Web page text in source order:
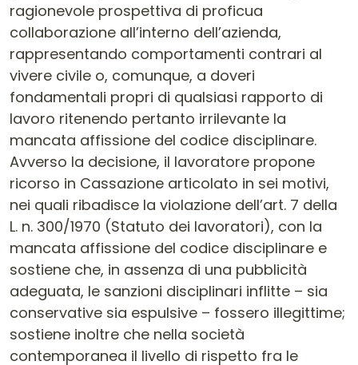
ragionevole prospettiva di proficua
collaborazione all’interno dell’azienda,
rappresentando comportamenti contrari al
vivere civile o, comunque, a doveri
fondamentali propri di qualsiasi rapporto di
lavoro ritenendo pertanto irrilevante la
mancata affissione del codice disciplinare.
Avverso la decisione, il lavoratore propone
ricorso in Cassazione articolato in sei motivi,
nei quali ribadisce la violazione dell’art. 7 della
L. n. 300/1970 (Statuto dei lavoratori), con la
mancata affissione del codice disciplinare e
sostiene che, in assenza di una pubblicità
adeguata, le sanzioni disciplinari inflitte – sia
conservative sia espulsive – fossero illegittime;
sostiene inoltre che nella società
contemporanea il livello di rispetto fra le